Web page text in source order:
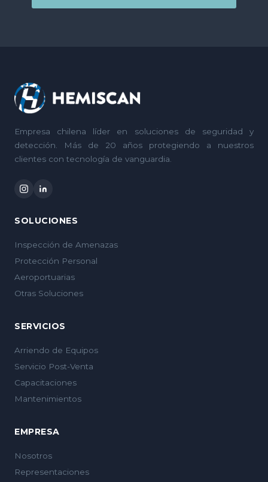
Empresa chilena líder en soluciones de seguridad y
detección. Más de 20 años protegiendo a nuestros
clientes con tecnología de vanguardia.
SOLUCIONES
Inspección de Amenazas
Protección Personal
Aeroportuarias
Otras Soluciones
SERVICIOS
Arriendo de Equipos
Servicio Post-Venta
Capacitaciones
Mantenimientos
EMPRESA
Nosotros
Representaciones